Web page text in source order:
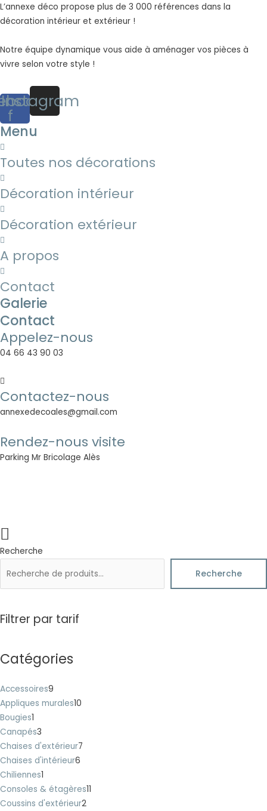
L’annexe déco propose plus de 3 000 références dans la
décoration intérieur et extérieur !
Notre équipe dynamique vous aide à aménager vos pièces à
vivre selon votre style !
f
Instagram
Menu
Toutes nos décorations
Décoration intérieur
Décoration extérieur
A propos
Contact
Galerie
Contact
Appelez-nous
04 66 43 90 03
Contactez-nous
annexedecoales@gmail.com
Rendez-nous visite
Parking Mr Bricolage Alès
Recherche
Recherche
Filtrer par tarif
Catégories
Accessoires9
Appliques murales10
Bougies1
Canapés3
Chaises d'extérieur7
Chaises d'intérieur6
Chiliennes1
Consoles & étagères11
Coussins d'extérieur2